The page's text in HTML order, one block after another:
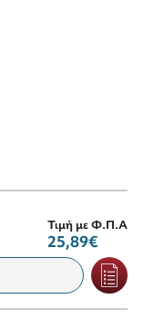
Τιμή με Φ.Π.Α
25,89€